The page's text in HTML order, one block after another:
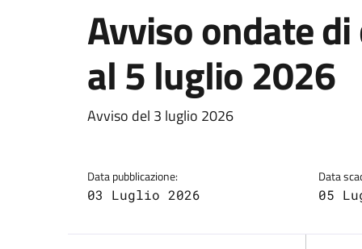
Avviso ondate
al 5 luglio 2026
Dettagli della
Avviso del 3 luglio 2026
Data pubblicazione:
03 Luglio 2026
Data
05